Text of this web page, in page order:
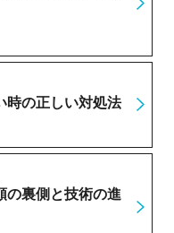
時の正しい対処法
の裏側と技術の進